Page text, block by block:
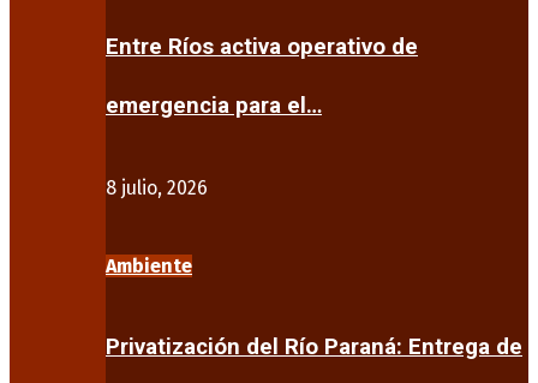
Entre Ríos activa operativo de
emergencia para el…
8 julio, 2026
Ambiente
Privatización del Río Paraná: Entrega de